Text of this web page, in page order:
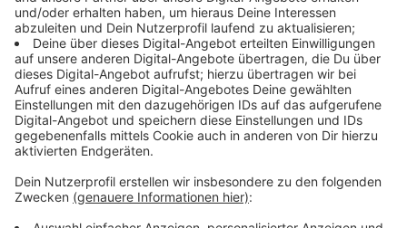
Serhat Koruk für Bonn. Den Ausgleich gab es kurz vor
Ende. In der Nachspielzeit traf Elias Kratzer dann zum
2:3-Endstand. Das bedeutet drei weitere Punkte und
Platz 10 in der Tabelle.
Anzeige